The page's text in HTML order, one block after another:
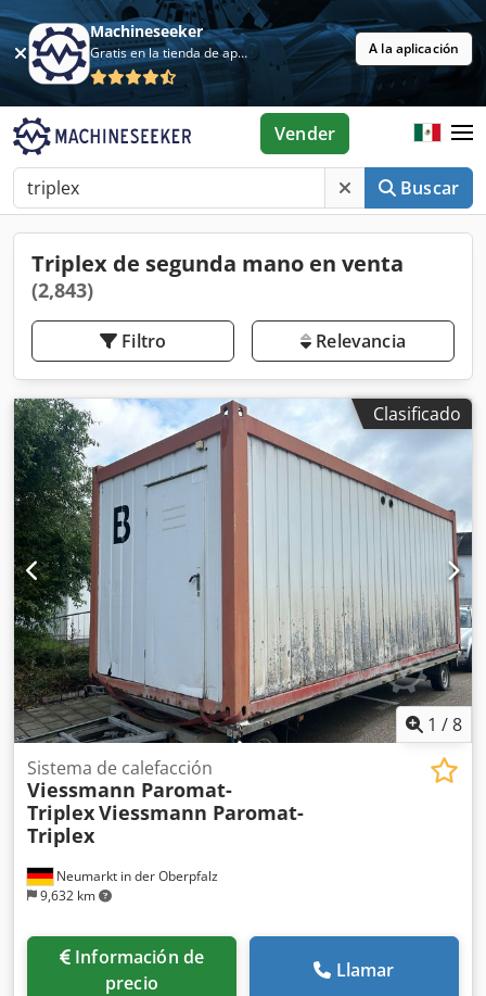
Machineseeker
Gratis en la tienda de aplicaciones A la aplicación
Buscar
Vender
Triplex de segunda mano en venta
(2,843)
Filtro Relevancia
Clasificado
1 /8
Neumarkt in der Oberpfalz
9,632 km
Sistema de calefacción
Viessmann Paromat-
TriplexViessmann Paromat-
Triplex
Información de
precio
Llamar